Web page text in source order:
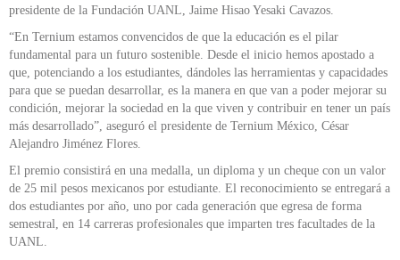
presidente de la Fundación UANL, Jaime Hisao Yesaki Cavazos.
“En Ternium estamos convencidos de que la educación es el pilar
fundamental para un futuro sostenible. Desde el inicio hemos apostado a
que, potenciando a los estudiantes, dándoles las herramientas y capacidades
para que se puedan desarrollar, es la manera en que van a poder mejorar su
condición, mejorar la sociedad en la que viven y contribuir en tener un país
más desarrollado”, aseguró el presidente de Ternium México, César
Alejandro Jiménez Flores.
El premio consistirá en una medalla, un diploma y un cheque con un valor
de 25 mil pesos mexicanos por estudiante. El reconocimiento se entregará a
dos estudiantes por año, uno por cada generación que egresa de forma
semestral, en 14 carreras profesionales que imparten tres facultades de la
UANL.